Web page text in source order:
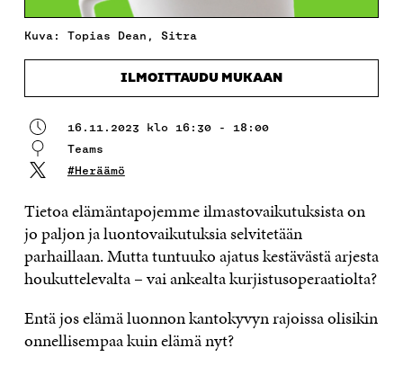
Kuva: Topias Dean, Sitra
ILMOITTAUDU MUKAAN
16.11.2023 klo 16:30 - 18:00
Teams
#Heräämö
Tietoa elämäntapojemme ilmastovaikutuksista on
jo paljon ja luontovaikutuksia selvitetään
parhaillaan. Mutta tuntuuko ajatus kestävästä arjesta
houkuttelevalta – vai ankealta kurjistusoperaatiolta?
Entä jos elämä luonnon kantokyvyn rajoissa olisikin
onnellisempaa kuin elämä nyt?